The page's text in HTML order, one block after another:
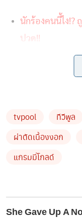
นักร้องคนนี้ไง!?
ปวด!!
tvpool ทีวีพูล
ผ่าตัดเนื้องงอก
แกรมมี่โกลด์
She Gave Up A